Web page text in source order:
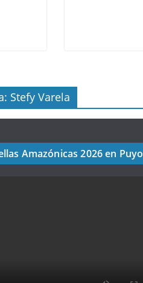
Stefy Varela
Amazónicas 2026 en Puyo